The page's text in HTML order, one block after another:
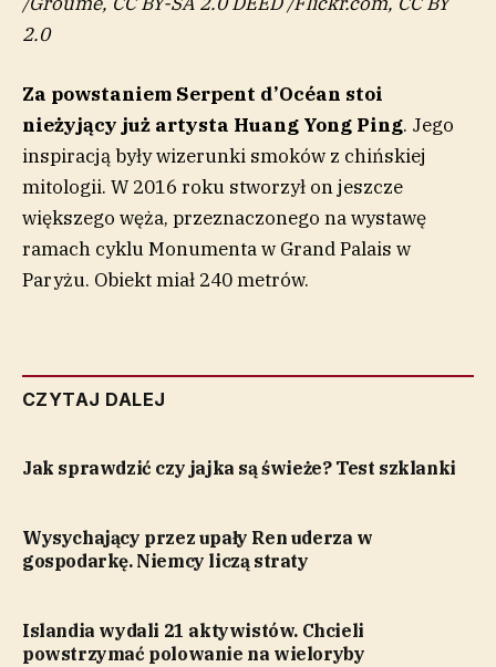
2.0
Za powstaniem Serpent d’Océan stoi
nieżyjący już artysta Huang Yong Ping. Jego
inspiracją były wizerunki smoków z chińskiej
mitologii. W 2016 roku stworzył on jeszcze
większego węża, przeznaczonego na wystawę
ramach cyklu Monumenta w Grand Palais w
Paryżu. Obiekt miał 240 metrów.
CZYTAJ DALEJ
Jak sprawdzić czy jajka są świeże? Test szklanki
Wysychający przez upały Ren uderza w
gospodarkę. Niemcy liczą straty
Islandia wydali 21 aktywistów. Chcieli
powstrzymać polowanie na wieloryby